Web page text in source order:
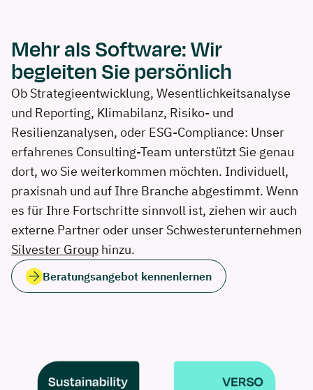
Mehr als Software: Wir
begleiten Sie persönlich
Ob Strategieentwicklung, Wesentlichkeits­analyse
und Reporting, Klimabilanz, Risiko- und
Resilienzanalysen, oder ESG-Compliance: Unser
erfahrenes Consulting-Team unterstützt Sie genau
dort, wo Sie weiterkommen möchten. Individuell,
praxisnah und auf Ihre Branche abgestimmt. Wenn
es für Ihre Fortschritte sinnvoll ist, ziehen wir auch
externe Partner oder unser Schwesterunternehmen
Silvester Group hinzu.
Beratungsangebot kennenlernen